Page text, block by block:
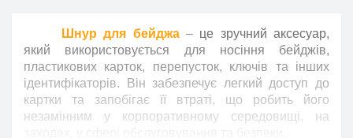
Шнур для бейджа– це зручний аксесуар,
який використовується для носіння бейджів,
пластикових карток, перепусток, ключів та інших
ідентифікаторів. Він забезпечує легкий доступ до
картки та запобігає її втраті, що робить його
незамінним у корпоративному середовищі, на